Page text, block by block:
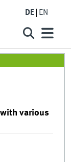
DE EN
various